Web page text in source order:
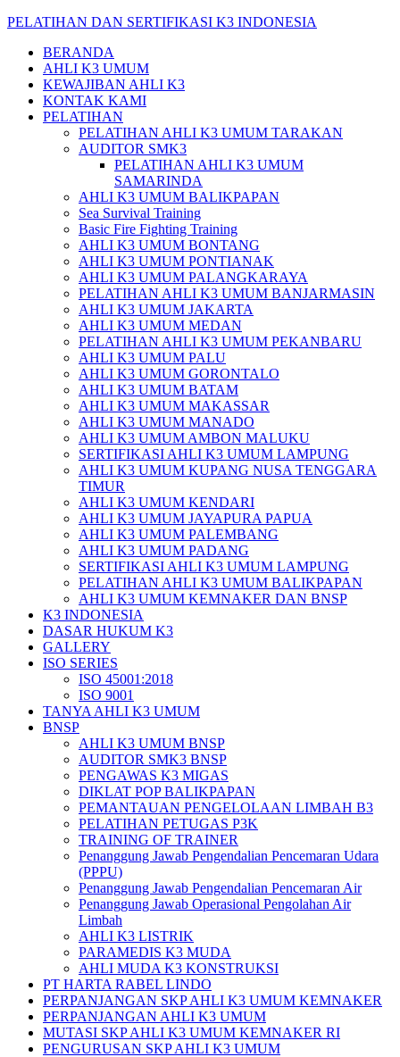
PELATIHAN DAN SERTIFIKASI K3 INDONESIA
BERANDA
AHLI K3 UMUM
KEWAJIBAN AHLI K3
KONTAK KAMI
PELATIHAN
PELATIHAN AHLI K3 UMUM TARAKAN
AUDITOR SMK3
PELATIHAN AHLI K3 UMUM
SAMARINDA
AHLI K3 UMUM BALIKPAPAN
Sea Survival Training
Basic Fire Fighting Training
AHLI K3 UMUM BONTANG
AHLI K3 UMUM PONTIANAK
AHLI K3 UMUM PALANGKARAYA
PELATIHAN AHLI K3 UMUM BANJARMASIN
AHLI K3 UMUM JAKARTA
AHLI K3 UMUM MEDAN
PELATIHAN AHLI K3 UMUM PEKANBARU
AHLI K3 UMUM PALU
AHLI K3 UMUM GORONTALO
AHLI K3 UMUM BATAM
AHLI K3 UMUM MAKASSAR
AHLI K3 UMUM MANADO
AHLI K3 UMUM AMBON MALUKU
SERTIFIKASI AHLI K3 UMUM LAMPUNG
AHLI K3 UMUM KUPANG NUSA TENGGARA
TIMUR
AHLI K3 UMUM KENDARI
AHLI K3 UMUM JAYAPURA PAPUA
AHLI K3 UMUM PALEMBANG
AHLI K3 UMUM PADANG
SERTIFIKASI AHLI K3 UMUM LAMPUNG
PELATIHAN AHLI K3 UMUM BALIKPAPAN
AHLI K3 UMUM KEMNAKER DAN BNSP
K3 INDONESIA
DASAR HUKUM K3
GALLERY
ISO SERIES
ISO 45001:2018
ISO 9001
TANYA AHLI K3 UMUM
BNSP
AHLI K3 UMUM BNSP
AUDITOR SMK3 BNSP
PENGAWAS K3 MIGAS
DIKLAT POP BALIKPAPAN
PEMANTAUAN PENGELOLAAN LIMBAH B3
PELATIHAN PETUGAS P3K
TRAINING OF TRAINER
Penanggung Jawab Pengendalian Pencemaran Udara
(PPPU)
Penanggung Jawab Pengendalian Pencemaran Air
Penanggung Jawab Operasional Pengolahan Air
Limbah
AHLI K3 LISTRIK
PARAMEDIS K3 MUDA
AHLI MUDA K3 KONSTRUKSI
PT HARTA RABEL LINDO
PERPANJANGAN SKP AHLI K3 UMUM KEMNAKER
PERPANJANGAN AHLI K3 UMUM
MUTASI SKP AHLI K3 UMUM KEMNAKER RI
PENGURUSAN SKP AHLI K3 UMUM